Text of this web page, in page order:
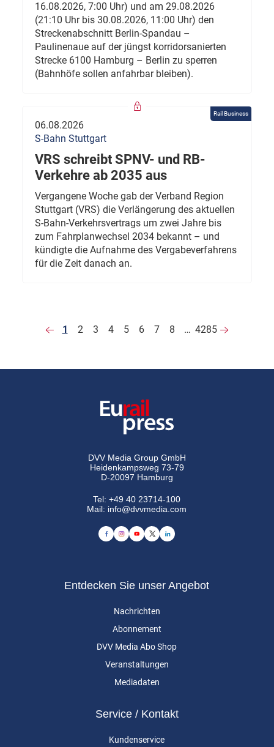
16.08.2026, 7:00 Uhr) und am 29.08.2026
(21:10 Uhr bis 30.08.2026, 11:00 Uhr) den
Streckenabschnitt Berlin-Spandau –
Paulinenaue auf der jüngst korridorsanierten
Strecke 6100 Hamburg – Berlin zu sperren
(Bahnhöfe sollen anfahrbar bleiben).
Rail Business
06.08.2026
S-Bahn Stuttgart
VRS schreibt SPNV- und RB-
Verkehre ab 2035 aus
Vergangene Woche gab der Verband Region
Stuttgart (VRS) die Verlängerung des aktuellen
S-Bahn-Verkehrsvertrags um zwei Jahre bis
zum Fahrplanwechsel 2034 bekannt – und
kündigte die Aufnahme des Vergabeverfahrens
für die Zeit danach an.
1 2 3 4 5 6 7 8 … 4285
DVV Media Group GmbH
Heidenkampsweg 73-79
D-20097 Hamburg
Tel:+49 40 23714-100
Mail: info@dvvmedia.com
Entdecken Sie unser Angebot
Nachrichten
Abonnement
DVV Media Abo Shop
Veranstaltungen
Mediadaten
Service / Kontakt
Kundenservice